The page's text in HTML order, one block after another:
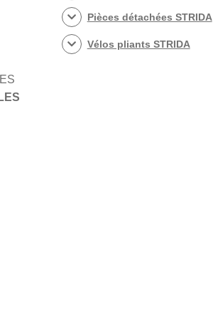
Pièces détachées STRIDA
Vélos pliants STRIDA